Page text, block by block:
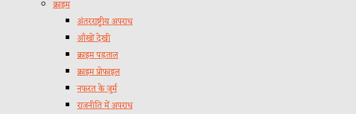
क्राइम
अंतरराष्ट्रीय अपराध
आँखों देखी
क्राइम पड़ताल
क्राइम प्रोफाइल
नफरत के जुर्म
राजनीति में अपराध